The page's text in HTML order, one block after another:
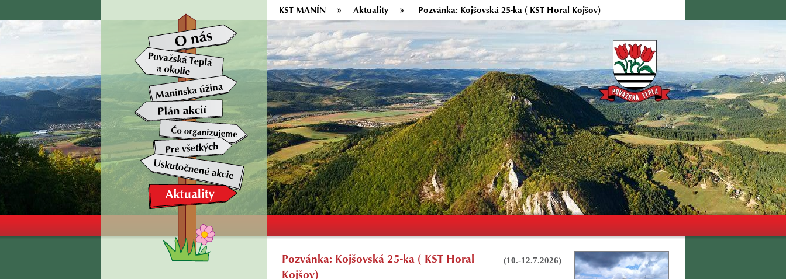
(10.-12.7.2026)
Pozvánka: Kojšovská 25-ka ( KST Horal
Kojšov)
KST MANÍN Aktuality Pozvánka: Kojšovská 25-ka ( KST Horal Kojšov)